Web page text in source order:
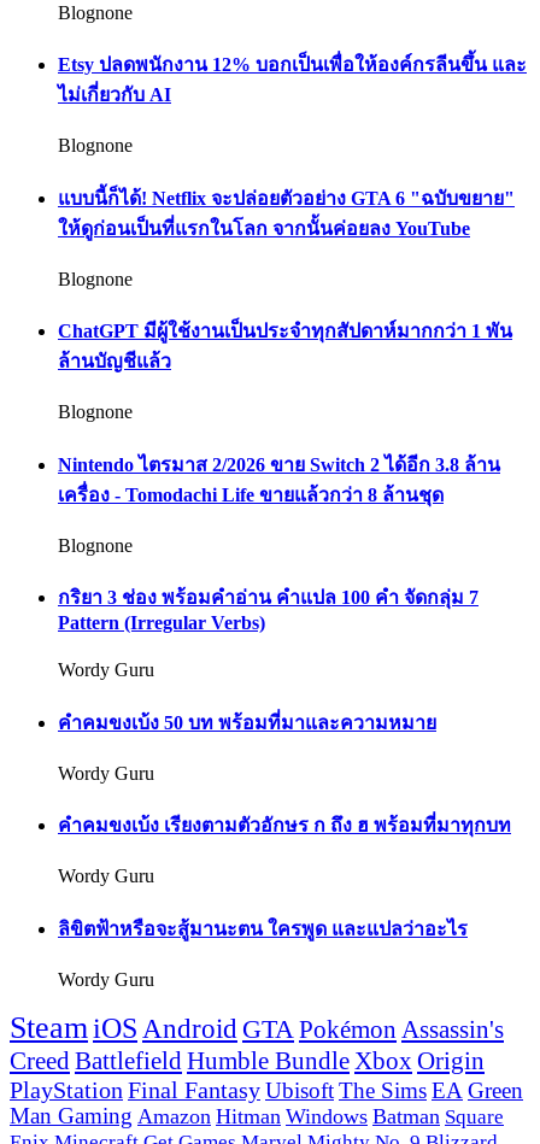
Blognone
Etsy ปลดพนักงาน 12% บอกเป็นเพื่อให้องค์กรลีนขึ้น และ
ไม่เกี่ยวกับ AI
Blognone
แบบนี้ก็ได้! Netflix จะปล่อยตัวอย่าง GTA 6 "ฉบับขยาย"
ให้ดูก่อนเป็นที่แรกในโลก จากนั้นค่อยลง YouTube
Blognone
ChatGPT มีผู้ใช้งานเป็นประจำทุกสัปดาห์มากกว่า 1 พัน
ล้านบัญชีแล้ว
Blognone
Nintendo ไตรมาส 2/2026 ขาย Switch 2 ได้อีก 3.8 ล้าน
เครื่อง - Tomodachi Life ขายแล้วกว่า 8 ล้านชุด
Blognone
กริยา 3 ช่อง พร้อมคำอ่าน คำแปล 100 คำ จัดกลุ่ม 7
Pattern (Irregular Verbs)
Wordy Guru
คำคมขงเบ้ง 50 บท พร้อมที่มาและความหมาย
Wordy Guru
คำคมขงเบ้ง เรียงตามตัวอักษร ก ถึง ฮ พร้อมที่มาทุกบท
Wordy Guru
ลิขิตฟ้าหรือจะสู้มานะตน ใครพูด และแปลว่าอะไร
Wordy Guru
SteamiOS Android GTAPokémon Assassin's
CreedBattlefieldHumble Bundle Xbox Origin
PlayStation Final FantasyUbisoftThe Sims EA Green
Man Gaming Amazon Hitman Windows Batman Square